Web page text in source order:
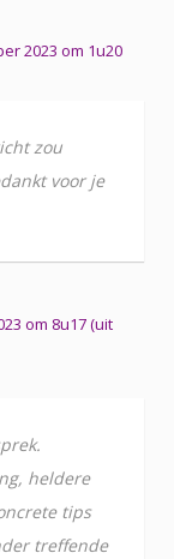
2023 om 1u20
zou
voor je
om 8u17 (uit
heldere
tips
treffende